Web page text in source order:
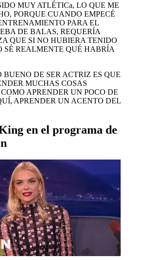
MUY ATLÉTICa, LO QUE ME
PORQUE CUANDO EMPECÉ
PARA EL
DE BALAS, REQUERÍA
QUE SI NO HUBIERA TENIDO
SÉ REALMENTE QUÉ HABRÍA
BUENO DE SER ACTRIZ ES QUE
MUCHAS COSAS
APRENDER UN POCO DE
APRENDER UN ACENTO DEL
en el programa de